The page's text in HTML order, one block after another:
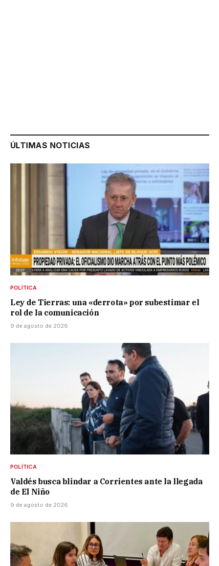
ÚLTIMAS NOTICIAS
POLÍTICA
Ley de Tierras: una «derrota» por subestimar el
rol de la comunicación
9 de agosto de 2026
POLÍTICA
Valdés busca blindar a Corrientes ante la llegada
de El Niño
9 de agosto de 2026